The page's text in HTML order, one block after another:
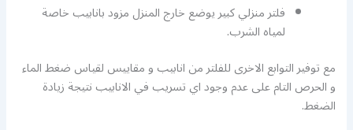
فلتر منزلي كبير يوضع خارج المنزل مزود بانابيب خاصة
لمياه الشرب.
مع توفير التوابع الاخرى للفلتر من انابيب و مقاييس لقياس ضغط الماء
و الحرص التام على عدم وجود اي تسريب في الانابيب نتيجة زيادة
الضغط.